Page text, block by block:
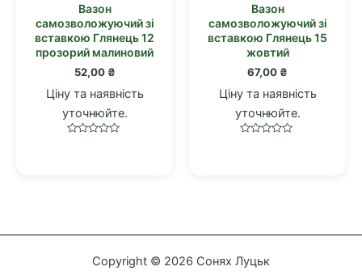
Вазон
самозволожуючий зі
вставкою Глянець 12
прозорий малиновий
52,00 ₴
Ціну та наявність
уточнюйте.
Вазон
самозволожуючий зі
вставкою Глянець 15
жовтий
67,00 ₴
Ціну та наявність
уточнюйте.
Copyright © 2026 Сонях Луцьк